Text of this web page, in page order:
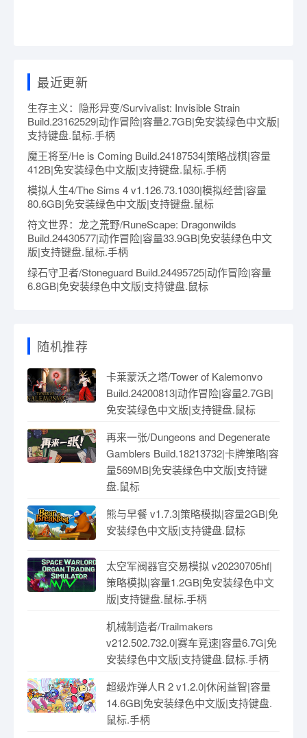
最近更新
生存主义：隐形异变/Survivalist: Invisible Strain
Build.23162529|动作冒险|容量2.7GB|免安装绿色中文版|
支持键盘.鼠标.手柄
魔王将至/He is Coming Build.24187534|策略战棋|容量
412B|免安装绿色中文版|支持键盘.鼠标.手柄
模拟人生4/The Sims 4 v1.126.73.1030|模拟经营|容量
80.6GB|免安装绿色中文版|支持键盘.鼠标
符文世界：龙之荒野/RuneScape: Dragonwilds
Build.24430577|动作冒险|容量33.9GB|免安装绿色中文
版|支持键盘.鼠标.手柄
绿石守卫者/Stoneguard Build.24495725|动作冒险|容量
6.8GB|免安装绿色中文版|支持键盘.鼠标
随机推荐
卡莱蒙沃之塔/Tower of Kalemonvo
Build.24200813|动作冒险|容量2.7GB|
免安装绿色中文版|支持键盘.鼠标
再来一张/Dungeons and Degenerate
Gamblers Build.18213732|卡牌策略|容
量569MB|免安装绿色中文版|支持键
盘.鼠标
熊与早餐 v1.7.3|策略模拟|容量2GB|免
安装绿色中文版|支持键盘.鼠标
太空军阀器官交易模拟 v20230705hf|
策略模拟|容量1.2GB|免安装绿色中文
版|支持键盘.鼠标.手柄
机械制造者/Trailmakers
v212.502.732.0|赛车竞速|容量6.7G|免
安装绿色中文版|支持键盘.鼠标.手柄
超级炸弹人R 2 v1.2.0|休闲益智|容量
14.6GB|免安装绿色中文版|支持键盘.
鼠标.手柄